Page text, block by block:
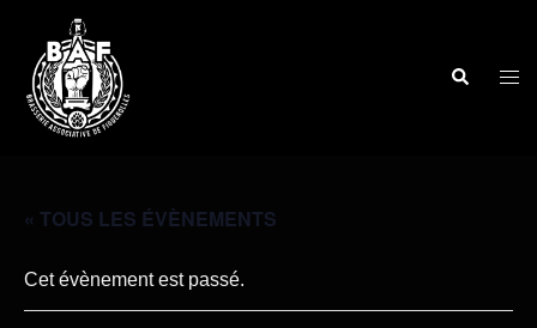
« TOUS LES ÉVÈNEMENTS
Cet évènement est passé.